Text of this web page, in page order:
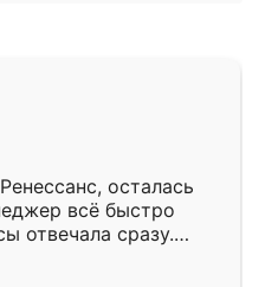
осталась
всё быстро
отвечала сразу.
подошёл к
Собрали